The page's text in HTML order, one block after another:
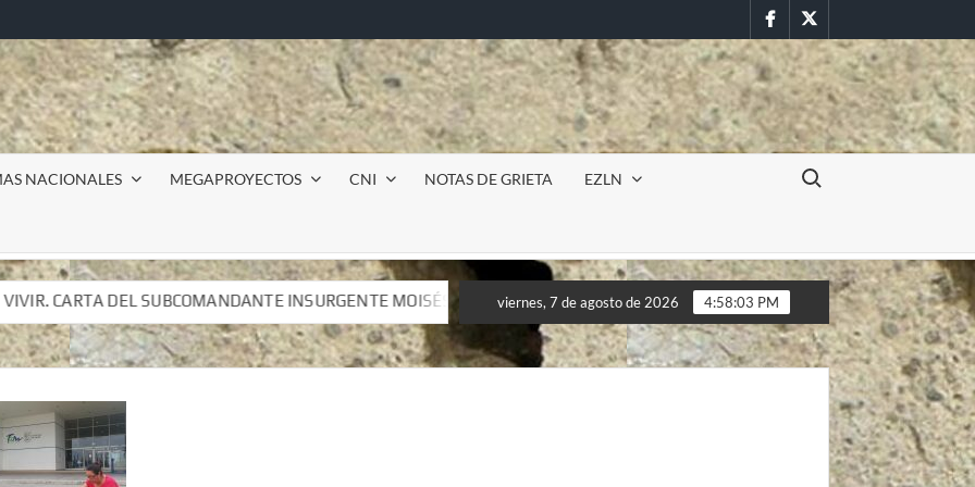
FacebookTwitter
NACIONALES MEGAPROYECTOS CNI NOTAS DE GRIETA EZLN
Buscar:
INSURGENTE MOISÉS A LUIS DE TAVIRA
Incursión militar en la UAEM (Morelos) durante paro estudiantil por
INSURGENTE MOISÉS A LUIS DE TAVIRA
Incursión militar en la UAEM (Morelos) durante paro estudiantil por
viernes, 7 de agosto de 2026 4:58:05 PM